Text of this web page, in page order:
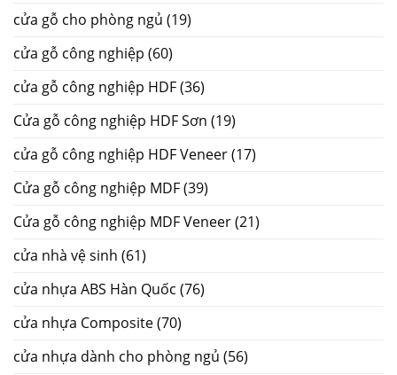
cửa gỗ cho phòng ngủ (19)
cửa gỗ công nghiệp (60)
cửa gỗ công nghiệp HDF(36)
Cửa gỗ công nghiệp HDF Sơn (19)
cửa gỗ công nghiệp HDF Veneer(17)
Cửa gỗ công nghiệp MDF(39)
Cửa gỗ công nghiệp MDF Veneer(21)
cửa nhà vệ sinh (61)
cửa nhựa ABS Hàn Quốc (76)
cửa nhựa Composite(70)
cửa nhựa dành cho phòng ngủ (56)